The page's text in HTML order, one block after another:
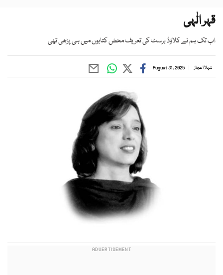
قہر الٰہی
اب تک ہم نے کلاؤڈ برسٹ کی تعریف محض کتابوں میں ہی پڑھی تھی
شہلا اعجاز August 31, 2025